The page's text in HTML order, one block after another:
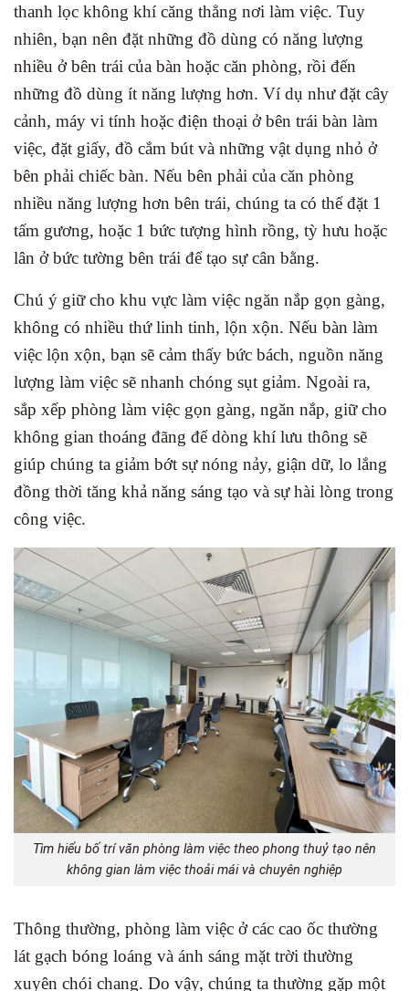
thanh lọc không khí căng thẳng nơi làm việc. Tuy
nhiên, bạn nên đặt những đồ dùng có năng lượng
nhiều ở bên trái của bàn hoặc căn phòng, rồi đến
những đồ dùng ít năng lượng hơn. Ví dụ như đặt cây
cảnh, máy vi tính hoặc điện thoại ở bên trái bàn làm
việc, đặt giấy, đồ cắm bút và những vật dụng nhỏ ở
bên phải chiếc bàn. Nếu bên phải của căn phòng
nhiều năng lượng hơn bên trái, chúng ta có thể đặt 1
tấm gương, hoặc 1 bức tượng hình rồng, tỳ hưu hoặc
lân ở bức tường bên trái để tạo sự cân bằng.
Chú ý giữ cho khu vực làm việc ngăn nắp gọn gàng,
không có nhiều thứ linh tinh, lộn xộn. Nếu bàn làm
việc lộn xộn, bạn sẽ cảm thấy bức bách, nguồn năng
lượng làm việc sẽ nhanh chóng sụt giảm. Ngoài ra,
sắp xếp phòng làm việc gọn gàng, ngăn nắp, giữ cho
không gian thoáng đãng để dòng khí lưu thông sẽ
giúp chúng ta giảm bớt sự nóng nảy, giận dữ, lo lắng
đồng thời tăng khả năng sáng tạo và sự hài lòng trong
công việc.
Tìm hiểu bố trí văn phòng làm việc theo phong thuỷ tạo nên
không gian làm việc thoải mái và chuyên nghiệp
Thông thường, phòng làm việc ở các cao ốc thường
lát gạch bóng loáng và ánh sáng mặt trời thường
xuyên chói chang. Do vậy, chúng ta thường gặp một